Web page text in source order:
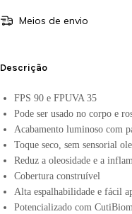
Meios de envio
Descrição
FPS 90 e FPUVA 35
Pode ser usado no corpo e
Acabamento luminoso com
Toque seco, sem sensorial
Reduz a oleosidade e a
Cobertura construível
Alta espalhabilidade e fácil
Potencializado com